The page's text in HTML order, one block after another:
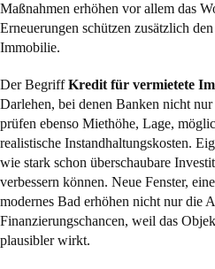
Maßnahmen erhöhen vor allem das
Erneuerungen schützen zusätzlich
Immobilie.
Der BegriffKredit für vermietete
Darlehen, bei denen Banken nicht
prüfen ebenso Miethöhe, Lage,
realistische Instandhaltungskosten.
wie stark schon überschaubare
verbessern können. Neue Fenster,
modernes Bad erhöhen nicht nur die
Finanzierungschancen, weil das
plausibler wirkt.